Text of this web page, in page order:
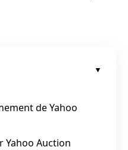
de Yahoo
Yahoo Auction